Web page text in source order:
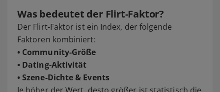
Was bedeutet der Flirt-Faktor?
Der Flirt-Faktor ist ein Index, der folgende
Faktoren kombiniert:
• Community-Größe
• Dating-Aktivität
• Szene-Dichte & Events